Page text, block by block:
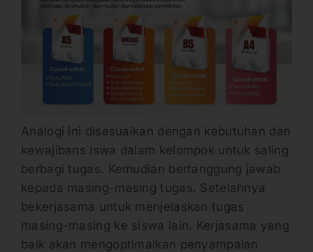
Analogi ini disesuaikan dengan kebutuhan dan
kewajibans iswa dalam kelompok untuk saling
berbagi tugas. Kemudian bertanggung jawab
kepada masing-masing tugas. Setelahnya
bekerjasama untuk menjelaskan tugas
masing-masing ke siswa lain. Kerjasama yang
baik akan mengoptimalkan penyampaian